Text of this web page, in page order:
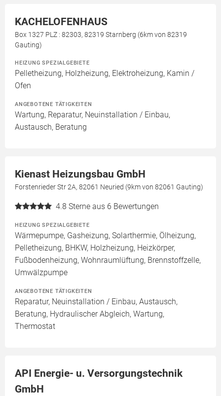
KACHELOFENHAUS
Box 1327 PLZ : 82303, 82319 Starnberg (6km von 82319
Gauting)
HEIZUNG SPEZIALGEBIETE
Pelletheizung, Holzheizung, Elektroheizung, Kamin /
Ofen
ANGEBOTENE TÄTIGKEITEN
Wartung, Reparatur, Neuinstallation / Einbau,
Austausch, Beratung
Kienast Heizungsbau GmbH
Forstenrieder Str 2A, 82061 Neuried (9km von 82061 Gauting)
4.8 Sterne aus 6 Bewertungen
HEIZUNG SPEZIALGEBIETE
Wärmepumpe, Gasheizung, Solarthermie, Ölheizung,
Pelletheizung, BHKW, Holzheizung, Heizkörper,
Fußbodenheizung, Wohnraumlüftung, Brennstoffzelle,
Umwälzpumpe
ANGEBOTENE TÄTIGKEITEN
Reparatur, Neuinstallation / Einbau, Austausch,
Beratung, Hydraulischer Abgleich, Wartung,
Thermostat
API Energie- u. Versorgungstechnik
GmbH